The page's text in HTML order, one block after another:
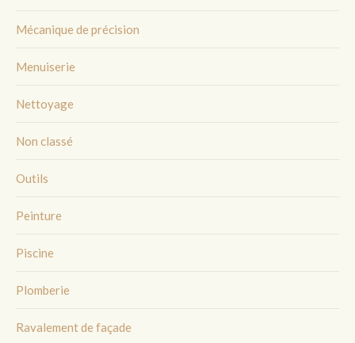
Mécanique de précision
Menuiserie
Nettoyage
Non classé
Outils
Peinture
Piscine
Plomberie
Ravalement de façade